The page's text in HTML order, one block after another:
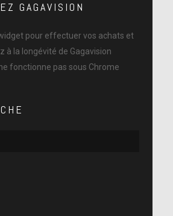
GAGAVISION
pour effectuer vos achats et
à la longévité de Gagavision
fonctionne pas sous Chrome